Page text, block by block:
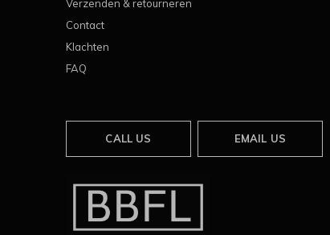
Verzenden & retourneren
Contact
Klachten
FAQ
CALL US EMAIL US